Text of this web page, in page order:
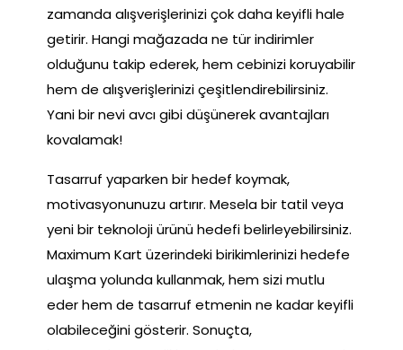
zamanda alışverişlerinizi çok daha keyifli hale
getirir. Hangi mağazada ne tür indirimler
olduğunu takip ederek, hem cebinizi koruyabilir
hem de alışverişlerinizi çeşitlendirebilirsiniz.
Yani bir nevi avcı gibi düşünerek avantajları
kovalamak!
Tasarruf yaparken bir hedef koymak,
motivasyonunuzu artırır. Mesela bir tatil veya
yeni bir teknoloji ürünü hedefi belirleyebilirsiniz.
Maximum Kart üzerindeki birikimlerinizi hedefe
ulaşma yolunda kullanmak, hem sizi mutlu
eder hem de tasarruf etmenin ne kadar keyifli
olabileceğini gösterir. Sonuçta,